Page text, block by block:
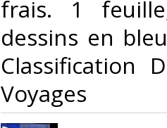
frais. 1
dessins en
Classification
Voyages‎